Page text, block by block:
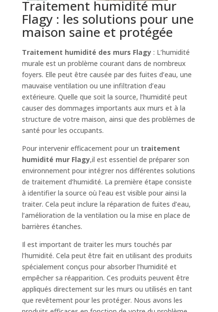
Traitement humidité mur
Flagy : les solutions pour une
maison saine et protégée
Traitement humidité des murs Flagy: L’humidité
murale est un problème courant dans de nombreux
foyers. Elle peut être causée par des fuites d’eau, une
mauvaise ventilation ou une infiltration d’eau
extérieure. Quelle que soit la source, l’humidité peut
causer des dommages importants aux murs et à la
structure de votre maison, ainsi que des problèmes de
santé pour les occupants.
Pour intervenir efficacement pour un traitement
humidité mur Flagy,il est essentiel de préparer son
environnement pour intégrer nos différentes solutions
de traitement d’humidité. La première étape consiste
à identifier la source où l’eau est visible pour ainsi la
traiter. Cela peut inclure la réparation de fuites d’eau,
l’amélioration de la ventilation ou la mise en place de
barrières étanches.
Il est important de traiter les murs touchés par
l’humidité. Cela peut être fait en utilisant des produits
spécialement conçus pour absorber l’humidité et
empêcher sa réapparition. Ces produits peuvent être
appliqués directement sur les murs ou utilisés en tant
que revêtement pour les protéger. Nous avons les